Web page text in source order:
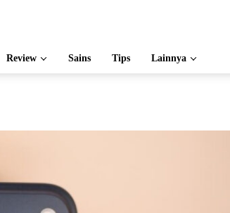
Review Sains Tips Lainnya